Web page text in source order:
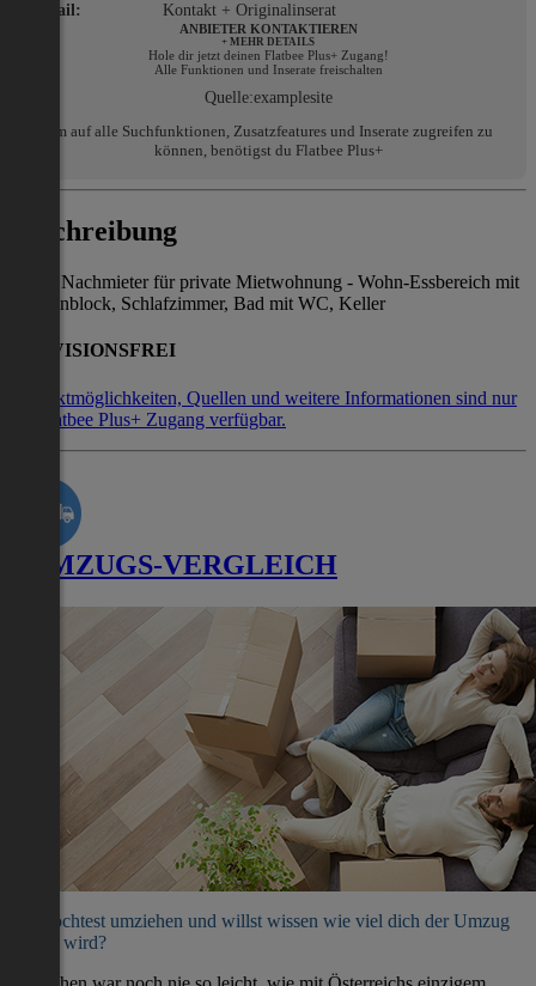
E-Mail:
Kontakt + Originalinserat
ANBIETER KONTAKTIEREN
+ MEHR DETAILS
Hole dir jetzt deinen Flatbee Plus+ Zugang!
Alle Funktionen und Inserate freischalten
Quelle:examplesite
Um auf alle Suchfunktionen, Zusatzfeatures und Inserate zugreifen zu
können, benötigst du Flatbee Plus+
Beschreibung
Suche Nachmieter für private Mietwohnung - Wohn-Essbereich mit
Küchenblock, Schlafzimmer, Bad mit WC, Keller
PROVISIONSFREI
Kontaktmöglichkeiten, Quellen und weitere Informationen sind nur
mit Flatbee Plus+ Zugang verfügbar.
UMZUGS-VERGLEICH
Du möchtest umziehen und willst wissen wie viel dich der Umzug
kosten wird?